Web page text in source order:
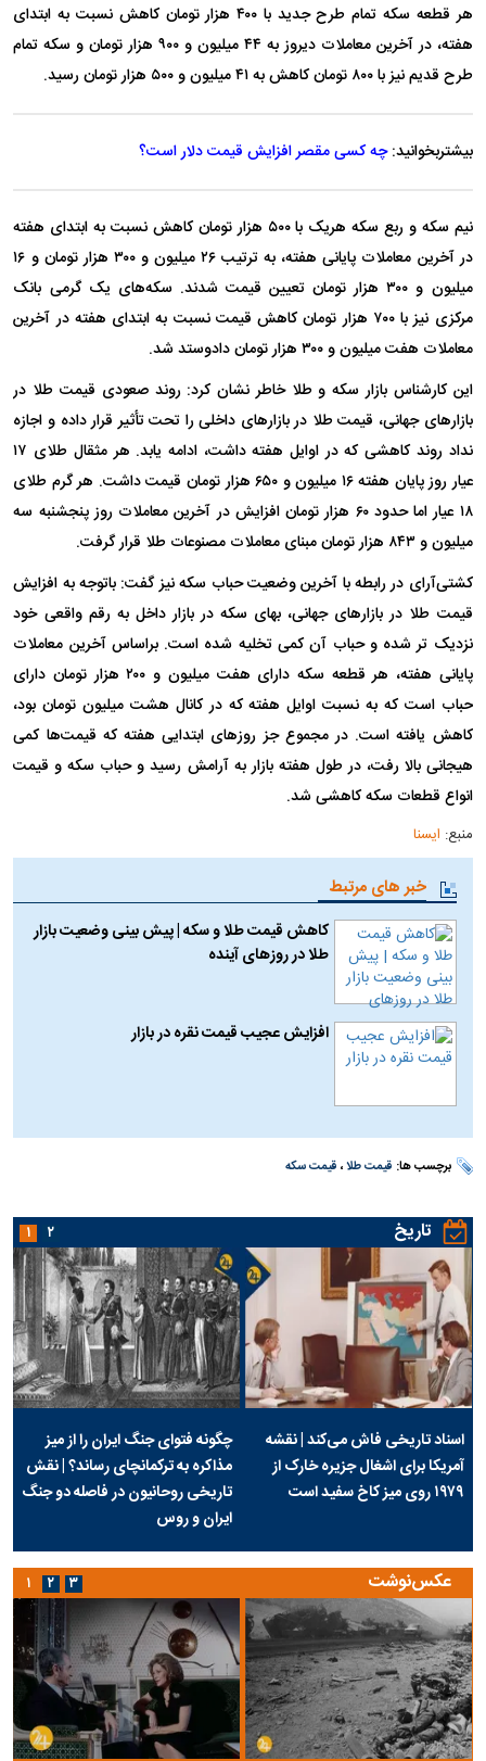
هر قطعه‌ سکه تمام طرح جدید با ۴٠٠ هزار تومان کاهش نسبت به ابتدای
هفته‌، در آخرین معاملات دیروز به ۴۴ میلیون و ٩٠٠ هزار تومان و سکه تمام
طرح قدیم نیز با ٨٠٠ تومان کاهش به ۴١ میلیون و ۵٠٠ هزار تومان رسید.
بیشتربخوانید:چه کسی مقصر افزایش قیمت دلار است؟
نیم سکه و ربع سکه هریک با ۵٠٠ هزار تومان کاهش نسبت به ابتدای هفته
در آخرین معاملات پایانی هفته، به ترتیب ٢۶ میلیون و ٣٠٠ هزار تومان و ١۶
میلیون و ٣٠٠ هزار تومان تعیین قیمت شدند. سکه‌های یک گرمی بانک
مرکزی نیز با ٧٠٠ هزار تومان کاهش قیمت نسبت به ابتدای هفته در آخرین
معاملات هفت میلیون و ٣٠٠ هزار تومان دادوستد شد.
این کارشناس بازار سکه و طلا خاطر نشان کرد: روند صعودی قیمت طلا در
بازارهای جهانی، قیمت طلا در بازارهای داخلی را تحت تأثیر قرار داده و اجازه
نداد روند کاهشی که در اوایل هفته داشت، ادامه یابد. هر مثقال طلای ١٧
عیار روز پایان هفته ١۶ میلیون و ۶۵٠ هزار تومان قیمت داشت. هر گرم طلای
١٨ عیار اما حدود ۶٠ هزار تومان افزایش در آخرین معاملات روز پنجشنبه سه
میلیون و ٨۴٣ هزار تومان مبنای معاملات مصنوعات طلا قرار گرفت.
کشتی‌آرای در رابطه با آخرین وضعیت حباب سکه نیز گفت: باتوجه به افزایش
قیمت طلا در بازارهای جهانی، بهای سکه در بازار داخل به رقم واقعی خود
نزدیک تر شده و حباب آن کمی تخلیه شده است. براساس آخرین معاملات
پایانی هفته، هر قطعه سکه دارای هفت میلیون و ٢٠٠ هزار تومان دارای
حباب است که به نسبت اوایل هفته که در کانال هشت میلیون تومان بود،
کاهش یافته است. در مجموع جز روزهای ابتدایی هفته که قیمت‌ها کمی
هیجانی بالا رفت، در طول هفته بازار به آرامش رسید و حباب سکه و قیمت
انواع قطعات سکه کاهشی شد.
منبع: ایسنا
خبر های مرتبط
کاهش قیمت طلا و سکه | پیش بینی وضعیت بازار
طلا در روز‌های آینده
افزایش عجیب قیمت نقره در بازار
برچسب ها: قیمت طلا، قیمت سکه
تاریخ
اسناد تاریخی فاش می‌کند | نقشه
آمریکا برای اشغال جزیره خارک از
۱۹۷۹ روی میز کاخ سفید است
چگونه فتوای جنگ ایران را از میز
مذاکره به ترکمانچای رساند؟ | نقش
تاریخی روحانیون در فاصله دو جنگ
ایران و روس
۱ ۲
عکس‌نوشت ۱ ۲ ۳